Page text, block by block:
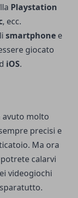
Playstation
, ecc.
smartphone e
giocato
iOS.
avuto molto
precisi e
Ma ora
potrete calarvi
videogiochi